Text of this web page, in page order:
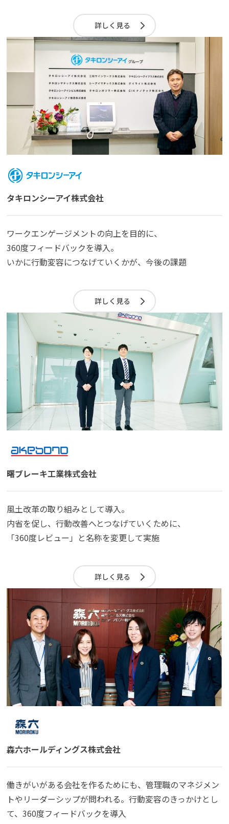
詳しく見る
タキロンシーアイ株式会社
ワークエンゲージメントの向上を目的に、
360度フィードバックを導入。
いかに行動変容につなげていくかが、今後の課題
詳しく見る
曙ブレーキ工業株式会社
風土改革の取り組みとして導入。
内省を促し、行動改善へとつなげていくために、
「360度レビュー」と名称を変更して実施
詳しく見る
森六ホールディングス株式会社
働きがいがある会社を作るためにも、管理職のマネジメン
トやリーダーシップが問われる。行動変容のきっかけとし
て、360度フィードバックを導入